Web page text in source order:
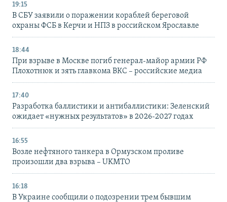
19:15
В СБУ заявили о поражении кораблей береговой
охраны ФСБ в Керчи и НПЗ в российском Ярославле
18:44
При взрыве в Москве погиб генерал-майор армии РФ
Плохотнюк и зять главкома ВКС – российские медиа
17:40
Разработка баллистики и антибаллистики: Зеленский
ожидает «нужных результатов» в 2026-2027 годах
16:55
Возле нефтяного танкера в Ормузском проливе
произошли два взрыва – UKMTO
16:18
В Украине сообщили о подозрении трем бывшим